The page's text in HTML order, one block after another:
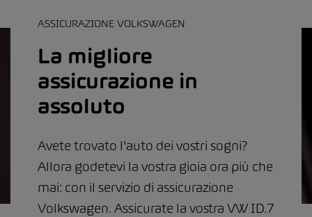
ASSICURAZIONE VOLKSWAGEN
La migliore
assicurazione in
assoluto
Avete trovato l'auto dei vostri sogni?
Allora godetevi la vostra gioia ora più che
mai: con il servizio di assicurazione
Volkswagen. Assicurate la vostra VW ID.7